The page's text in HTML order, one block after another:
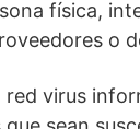
física,
o
virus